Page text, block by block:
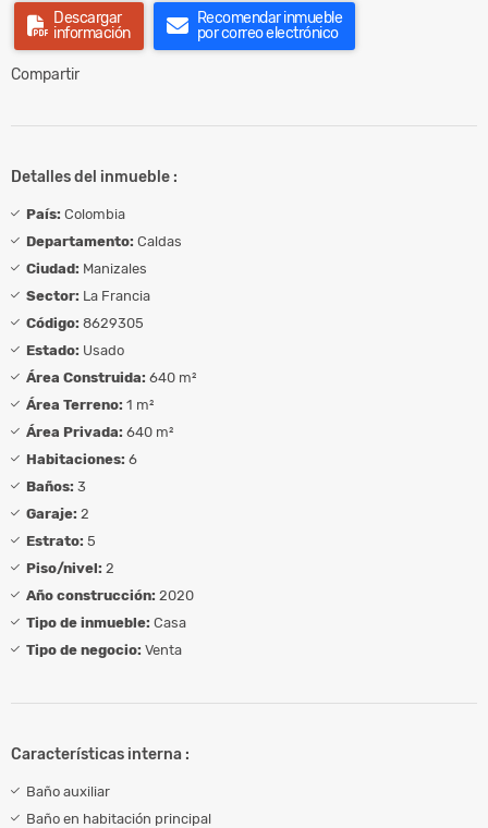
Descargar
información
Recomendar inmueble
por correo electrónico
Compartir
Detalles del inmueble :
País: Colombia
Departamento: Caldas
Ciudad: Manizales
Sector: La Francia
Código: 8629305
Estado: Usado
Área Construida: 640 m²
Área Terreno: 1 m²
Área Privada: 640 m²
Habitaciones: 6
Baños: 3
Garaje: 2
Estrato: 5
Piso/nivel: 2
Año construcción: 2020
Tipo de inmueble: Casa
Tipo de negocio: Venta
Características interna :
Baño auxiliar
Baño en habitación principal